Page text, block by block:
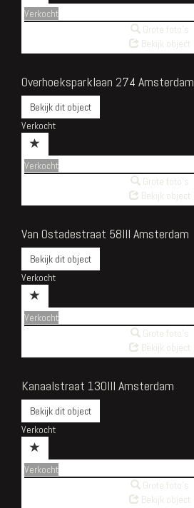
Verkocht
Grote foto's
Bekijk object
Overhoeksparklaan 274 Amsterdam
Bekijk dit object
Verkocht
Verkocht
Grote foto's
Bekijk object
Van Ostadestraat 58III Amsterdam
Bekijk dit object
Verkocht
Verkocht
Grote foto's
Bekijk object
Kanaalstraat 130III Amsterdam
Bekijk dit object
Verkocht
Verkocht
Grote foto's
Bekijk object